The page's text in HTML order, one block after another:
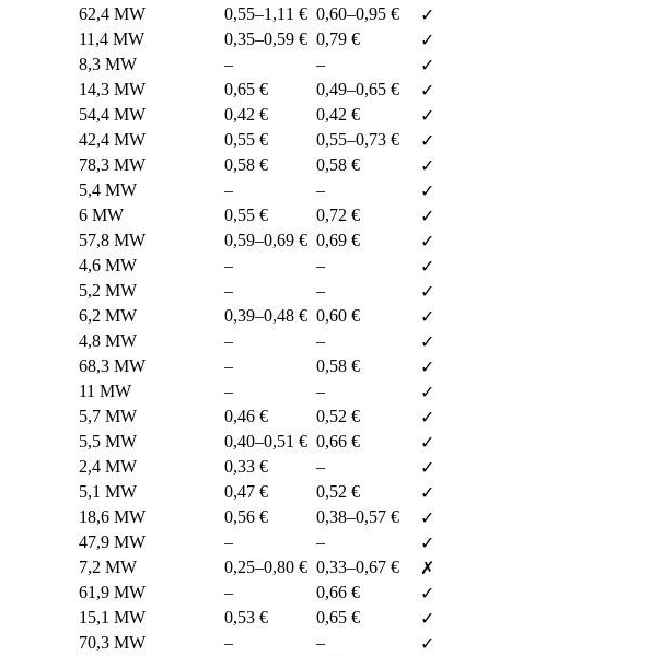
62,4 MW 0,55–1,11 € 0,60–0,95 €
✓
11,4 MW 0,35–0,59 € 0,79 €
✓
8,3 MW – –
✓
14,3 MW 0,65 € 0,49–0,65 €
✓
54,4 MW 0,42 € 0,42 €
✓
42,4 MW 0,55 € 0,55–0,73 €
✓
78,3 MW 0,58 € 0,58 €
✓
5,4 MW – –
✓
6 MW 0,55 € 0,72 €
✓
57,8 MW 0,59–0,69 € 0,69 €
✓
4,6 MW – –
✓
5,2 MW – –
✓
6,2 MW 0,39–0,48 € 0,60 €
✓
4,8 MW – –
✓
68,3 MW – 0,58 €
✓
11 MW – –
✓
5,7 MW 0,46 € 0,52 €
✓
5,5 MW 0,40–0,51 € 0,66 €
✓
2,4 MW 0,33 € –
✓
5,1 MW 0,47 € 0,52 €
✓
18,6 MW 0,56 € 0,38–0,57 €
✓
47,9 MW – –
✓
7,2 MW 0,25–0,80 € 0,33–0,67 €
✗
61,9 MW – 0,66 €
✓
15,1 MW 0,53 € 0,65 €
✓
70,3 MW – –
✓